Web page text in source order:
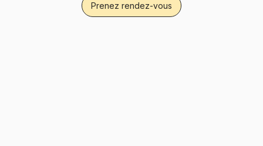
Prenez rendez-vous